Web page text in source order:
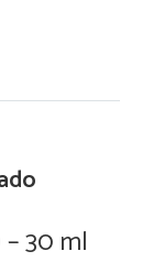
30 ml